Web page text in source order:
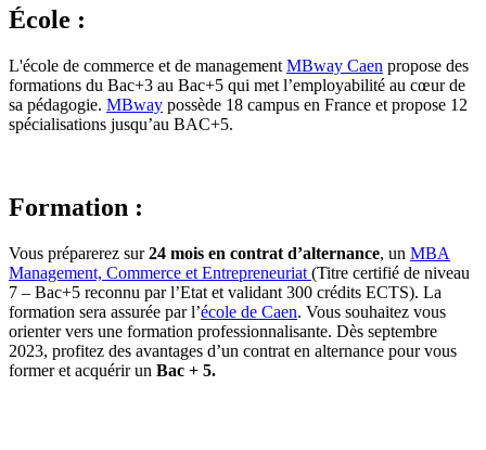
École :
L'école de commerce et de management MBway Caen propose des
formations du Bac+3 au Bac+5 qui met l’employabilité au cœur de
sa pédagogie. MBway possède 18 campus en France et propose 12
spécialisations jusqu’au BAC+5.
Formation :
Vous préparerez sur24 mois en contrat d’alternance, un MBA
Management, Commerce et Entrepreneuriat (Titre certifié de niveau
7 – Bac+5 reconnu par l’Etat et validant 300 crédits ECTS). La
formation sera assurée par l’école de Caen. Vous souhaitez vous
orienter vers une formation professionnalisante. Dès septembre
2023, profitez des avantages d’un contrat en alternance pour vous
former et acquérir un Bac + 5.